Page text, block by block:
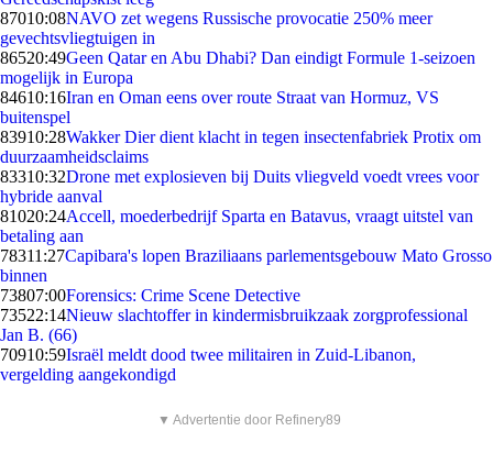
87010:08NAVO zet wegens Russische provocatie 250% meer
gevechtsvliegtuigen in
86520:49Geen Qatar en Abu Dhabi? Dan eindigt Formule 1-seizoen
mogelijk in Europa
84610:16Iran en Oman eens over route Straat van Hormuz, VS
buitenspel
83910:28Wakker Dier dient klacht in tegen insectenfabriek Protix om
duurzaamheidsclaims
83310:32Drone met explosieven bij Duits vliegveld voedt vrees voor
hybride aanval
81020:24Accell, moederbedrijf Sparta en Batavus, vraagt uitstel van
betaling aan
78311:27Capibara's lopen Braziliaans parlementsgebouw Mato Grosso
binnen
73807:00Forensics: Crime Scene Detective
73522:14Nieuw slachtoffer in kindermisbruikzaak zorgprofessional
Jan B. (66)
70910:59Israël meldt dood twee militairen in Zuid-Libanon,
vergelding aangekondigd
▼ Advertentie door Refinery89